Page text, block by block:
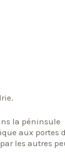
la péninsule
aux portes
les autres